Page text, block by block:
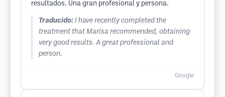
resultados. Una gran profesional y persona.
Traducido: I have recently completed the
treatment that Marisa recommended, obtaining
very good results. A great professional and
person.
Google